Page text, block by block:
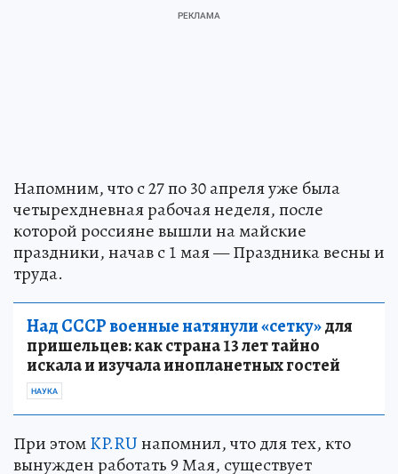
Напомним, что с 27 по 30 апреля уже была
четырехдневная рабочая неделя, после
которой россияне вышли на майские
праздники, начав с 1 мая — Праздника весны и
труда.
Над СССР военные натянули «сетку»для
пришельцев: как страна 13 лет тайно
искала и изучала инопланетных гостей
НАУКА
При этомKP.RUнапомнил, что для тех, кто
вынужден работать 9 Мая, существует